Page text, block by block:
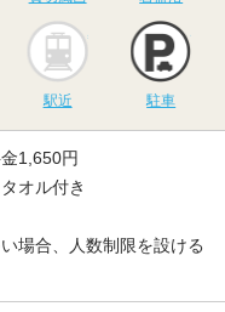
ウナ
駅近 駐車
1,650円
オル付き
場合、人数制限を設ける